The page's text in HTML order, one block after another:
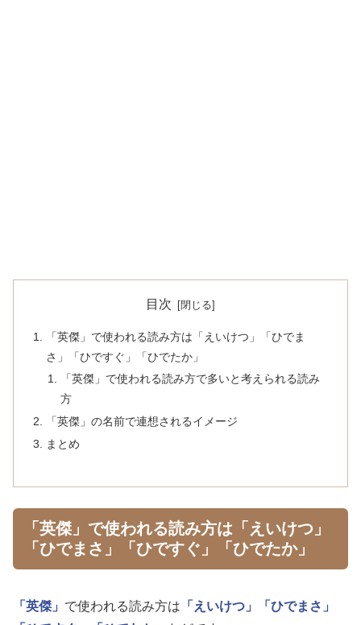
目次
「英傑」で使われる読み方は「えいけつ」「ひでま
さ」「ひですぐ」「ひでたか」
「英傑」で使われる読み方で多いと考えられる読み
方
「英傑」の名前で連想されるイメージ
まとめ
「英傑」で使われる読み方は「えいけつ」
「ひでまさ」「ひですぐ」「ひでたか」
「英傑」 で使われる読み方は 「えいけつ」
「ひでまさ」